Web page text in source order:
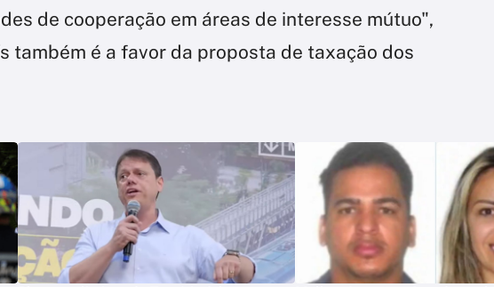
de cooperação em áreas de interesse mútuo",
também é a favor da proposta de taxação dos